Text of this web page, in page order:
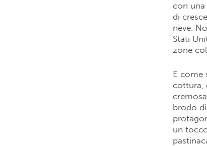
con una
di
neve.
Stati
zone
E come
cottura,
brodo
un